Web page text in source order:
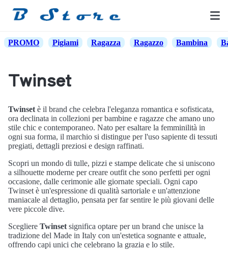
PROMO Pigiami Ragazza Ragazzo Bambina
Twinset
Twinset è il brand che celebra l'eleganza romantica e sofisticata,
ora declinata in collezioni per bambine e ragazze che amano uno
stile chic e contemporaneo. Nato per esaltare la femminilità in
ogni sua forma, il marchio si distingue per l'uso sapiente di tessuti
pregiati, dettagli preziosi e design raffinati.
Scopri un mondo di tulle, pizzi e stampe delicate che si uniscono
a silhouette moderne per creare outfit che sono perfetti per ogni
occasione, dalle cerimonie alle giornate speciali. Ogni capo
Twinset è un'espressione di qualità sartoriale e un'attenzione
maniacale al dettaglio, pensata per far sentire le più giovani delle
vere piccole dive.
Scegliere Twinset significa optare per un brand che unisce la
tradizione del Made in Italy con un'estetica sognante e attuale,
offrendo capi unici che celebrano la grazia e lo stile.